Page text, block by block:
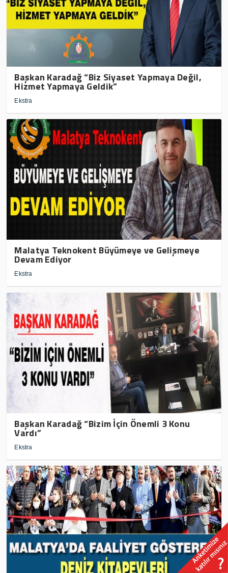
Başkan Karadağ “Biz Siyaset Yapmaya Değil,
Hizmet Yapmaya Geldik”
Ekstra
Malatya Teknokent Büyümeye ve Gelişmeye
Devam Ediyor
Ekstra
Başkan Karadağ “Bizim İçin Önemli 3 Konu
Vardı”
Ekstra